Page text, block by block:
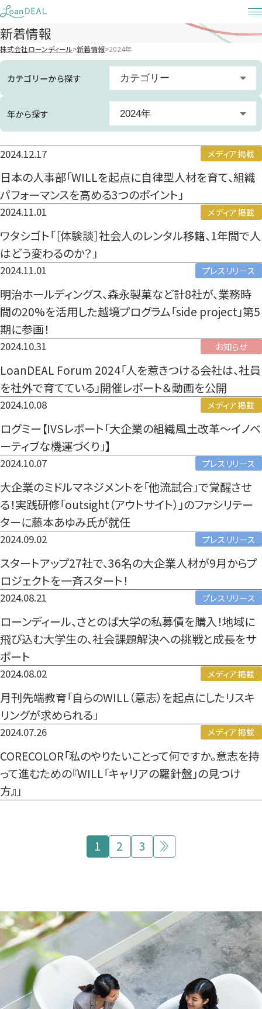
Skip
to
content
新着情報
株式会社ローンディール 新着情報 2024年
カテゴリーから探す カテゴリー
すべて
お知らせ
プレスリリース
年から探す 2024年
2025年
2023年
2022年
2021年
2020年
2019年
2018年
2017年
2016年
2024.12.17 メディア掲載
日本の人事部「WILLを起点に自律型人材を育て、組織
パフォーマンスを高める3つのポイント」
2024.11.01 メディア掲載
ワタシゴト「［体験談］社会人のレンタル移籍、1年間で人
はどう変わるのか？」
2024.11.01 プレスリリース
明治ホールディングス、森永製菓など計8社が、業務時
間の20%を活用した越境プログラム「side project」第5
期に参画！
2024.10.31 お知らせ
LoanDEAL Forum 2024「人を惹きつける会社は、社員
を社外で育てている」開催レポート＆動画を公開
2024.10.08 メディア掲載
ログミー【IVSレポート「大企業の組織風土改革〜イノベ
ーティブな機運づくり」】
2024.10.07 プレスリリース
大企業のミドルマネジメントを「他流試合」で覚醒させ
る！実践研修「outsight（アウトサイト）」のファシリテー
ターに藤本あゆみ氏が就任
2024.09.02 プレスリリース
スタートアップ27社で、36名の大企業人材が9月からプ
ロジェクトを一斉スタート！
2024.08.21 プレスリリース
ローンディール、さとのば大学の私募債を購入！地域に
飛び込む大学生の、社会課題解決への挑戦と成長をサ
ポート
2024.08.02 メディア掲載
月刊先端教育「自らのWILL（意志）を起点にしたリスキ
リングが求められる」
2024.07.26 メディア掲載
CORECOLOR「私のやりたいことって何ですか。意志を持
って進むための『WILL「キャリアの羅針盤」の見つけ
方』」
ー
ジ
送
1 2 3
次
ー
ジ